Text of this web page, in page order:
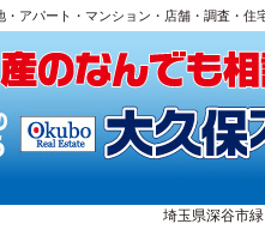
アパート・マンション・店舗・調査・
埼玉県深谷市